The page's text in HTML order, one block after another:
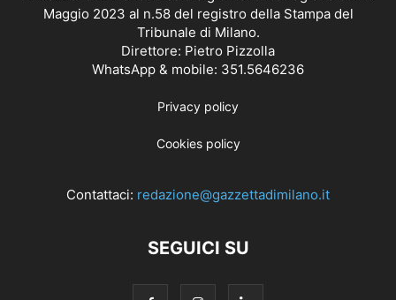
Maggio 2023 al n.58 del registro della Stampa del
Tribunale di Milano.
Direttore: Pietro Pizzolla
WhatsApp & mobile: 351.5646236
Privacy policy
Cookies policy
Contattaci: redazione@gazzettadimilano.it
SEGUICI SU